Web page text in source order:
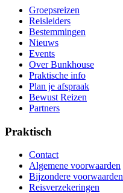
Groepsreizen
Reisleiders
Bestemmingen
Nieuws
Events
Over Bunkhouse
Praktische info
Plan je afspraak
Bewust Reizen
Partners
Praktisch
Contact
Algemene voorwaarden
Bijzondere voorwaarden
Reisverzekeringen